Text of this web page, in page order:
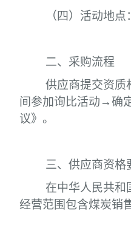
（四）活动地
二、采购流程
供应商提交资
间参加询比活动→确
议》。
三、供应商资格
在中华人民共和
经营范围包含煤炭销